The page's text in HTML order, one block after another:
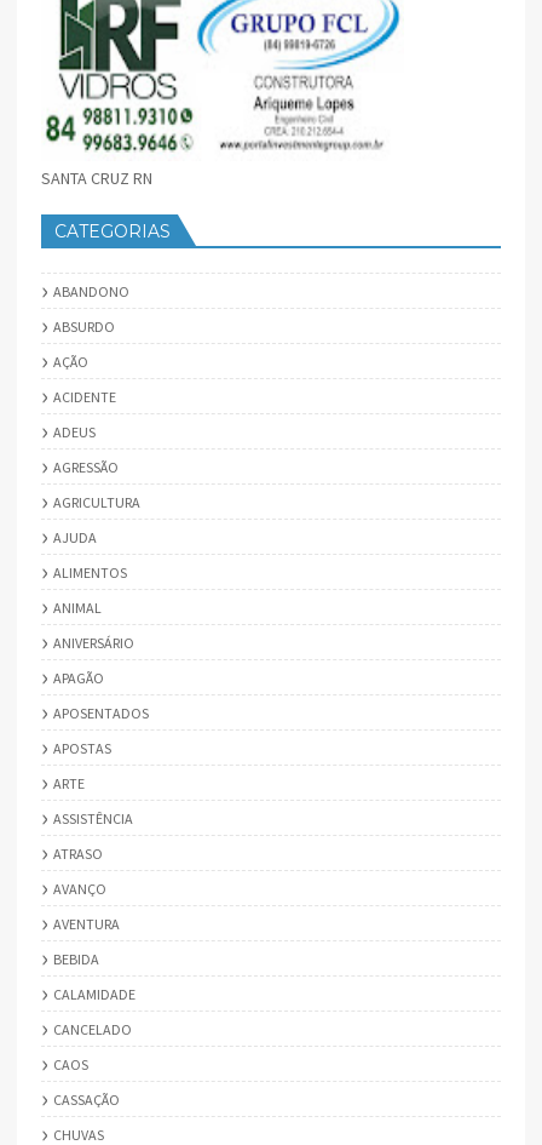
SANTA CRUZ RN
CATEGORIAS
ABANDONO
ABSURDO
AÇÃO
ACIDENTE
ADEUS
AGRESSÃO
AGRICULTURA
AJUDA
ALIMENTOS
ANIMAL
ANIVERSÁRIO
APAGÃO
APOSENTADOS
APOSTAS
ARTE
ASSISTÊNCIA
ATRASO
AVANÇO
AVENTURA
BEBIDA
CALAMIDADE
CANCELADO
CAOS
CASSAÇÃO
CHUVAS